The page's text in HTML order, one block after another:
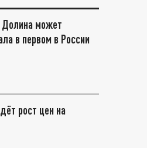
может
в первом в России
рост цен на